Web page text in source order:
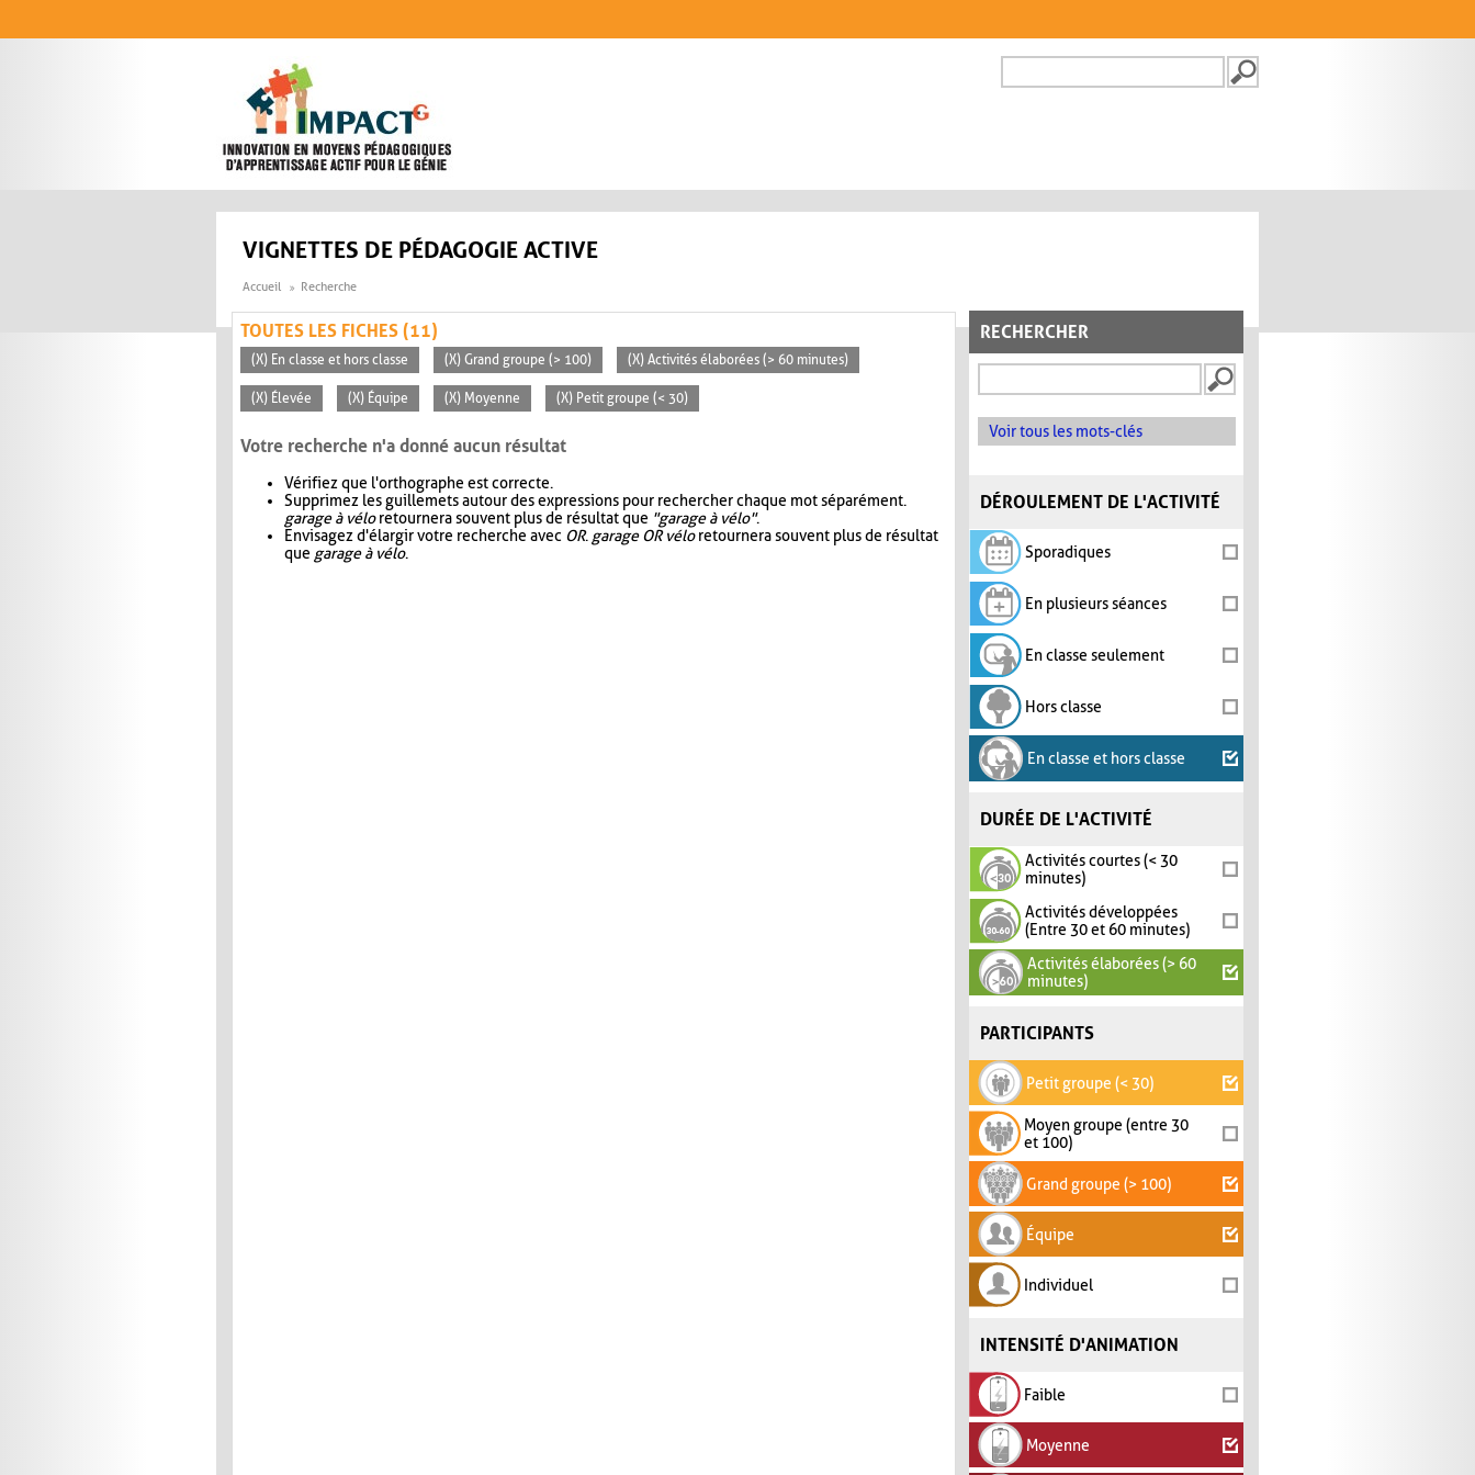
FORMULAIRE DE
VIGNETTES DE PÉDAGOGIE ACTIVE
Accueil Recherche
RECHERCHER
Voir tous les mots-clés
DÉROULEMENT DE L'ACTIVITÉ
Sporadiques
En plusieurs séances
En classe seulement
Hors classe
En classe et hors classe
DURÉE DE L'ACTIVITÉ
Activités courtes (< 30
minutes)
Activités développées
(Entre 30 et 60 minutes)
Activités élaborées (> 60
minutes)
PARTICIPANTS
Petit groupe (< 30)
Moyen groupe (entre 30
et 100)
Grand groupe (> 100)
Équipe
Individuel
INTENSITÉ D'ANIMATION
Faible
Moyenne
TOUTES LES FICHES (11)
(X) En classe et hors classe (X) Grand groupe (> 100) (X) Activités élaborées (> 60 minutes)
(X) Élevée (X) Équipe (X) Moyenne (X) Petit groupe (< 30)
Votre recherche n'a donné aucun résultat
Vérifiez que l'orthographe est correcte.
Supprimez les guillemets autour des expressions pour rechercher chaque mot séparément.
garage à véloretournera souvent plus de résultat que "garage à vélo".
Envisagez d'élargir votre recherche avec OR. garage OR véloretournera souvent plus de résultat
que garage à vélo.